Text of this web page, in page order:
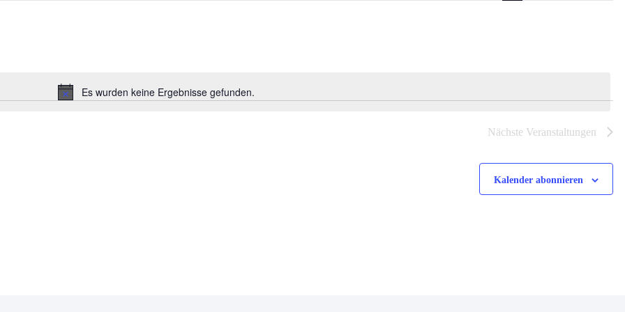
Hinweis
Es wurden keine Ergebnisse gefunden.
Nächste Veranstaltungen
Kalender abonnieren